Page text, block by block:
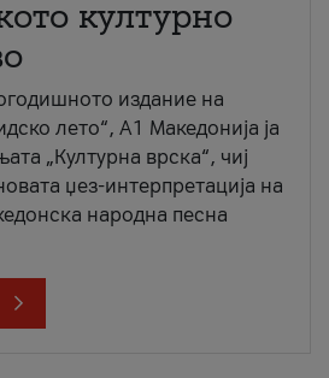
културно
издание на
лето“, А1 Македонија ја
„Културна врска“, чиј
џез-интерпретација на
народна песна